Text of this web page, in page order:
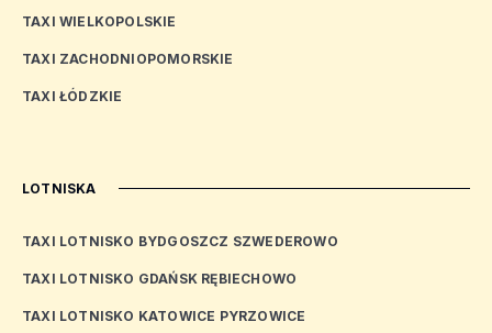
TAXI WIELKOPOLSKIE
TAXI ZACHODNIOPOMORSKIE
TAXI ŁÓDZKIE
LOTNISKA
TAXI LOTNISKO BYDGOSZCZ SZWEDEROWO
TAXI LOTNISKO GDAŃSK RĘBIECHOWO
TAXI LOTNISKO KATOWICE PYRZOWICE